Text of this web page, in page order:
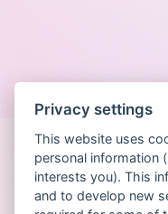
Privacy settings
This website uses
personal information
interests you). This
and to develop new